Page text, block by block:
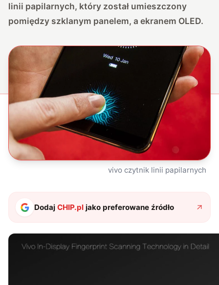
linii papilarnych, który został umieszczony
pomiędzy szklanym panelem, a ekranem OLED.
vivo czytnik linii papilarnych
DodajCHIP.pl jako preferowane źródło